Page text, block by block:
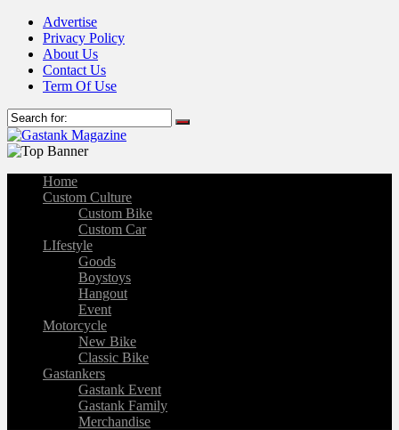
Advertise
Privacy Policy
About Us
Contact Us
Term Of Use
Home
Custom Culture
Custom Bike
Custom Car
LIfestyle
Goods
Boystoys
Hangout
Event
Motorcycle
New Bike
Classic Bike
Gastankers
Gastank Event
Gastank Family
Merchandise